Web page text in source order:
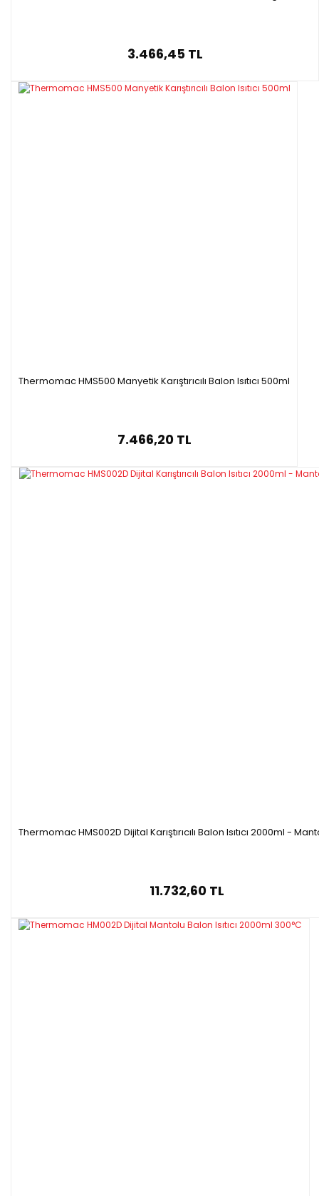
3.466,45 TL
Thermomac HMS500 Manyetik Karıştırıcılı Balon Isıtıcı 500ml
7.466,20 TL
Thermomac HMS002D Dijital Karıştırıcılı Balon Isıtıcı 2000ml -
11.732,60 TL